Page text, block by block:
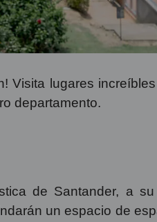
Visita lugares
departamento.
de Santander, a
un espacio de